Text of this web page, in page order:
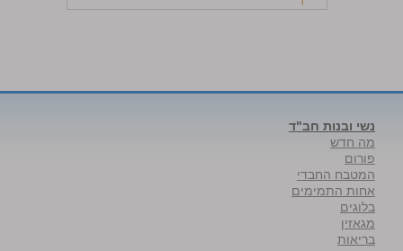
נשי ובנות חב"ד
מה חדש
פורום
המטבח החבדי
אחות התמימים
בלוגים
מגאזין
בריאות